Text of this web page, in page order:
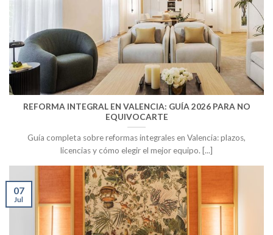
REFORMA INTEGRAL EN VALENCIA: GUÍA 2026 PARA NO
EQUIVOCARTE
Guía completa sobre reformas integrales en Valencia: plazos,
licencias y cómo elegir el mejor equipo. [...]
07
Jul